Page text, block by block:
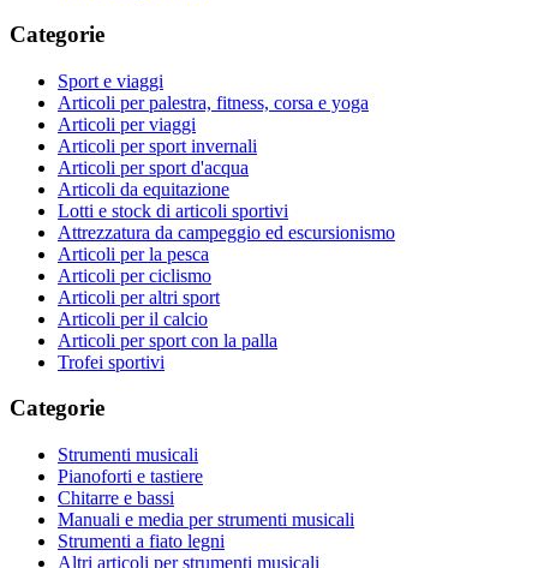
Categorie
Sport e viaggi
Articoli per palestra, fitness, corsa e yoga
Articoli per viaggi
Articoli per sport invernali
Articoli per sport d'acqua
Articoli da equitazione
Lotti e stock di articoli sportivi
Attrezzatura da campeggio ed escursionismo
Articoli per la pesca
Articoli per ciclismo
Articoli per altri sport
Articoli per il calcio
Articoli per sport con la palla
Trofei sportivi
Categorie
Strumenti musicali
Pianoforti e tastiere
Chitarre e bassi
Manuali e media per strumenti musicali
Strumenti a fiato legni
Altri articoli per strumenti musicali